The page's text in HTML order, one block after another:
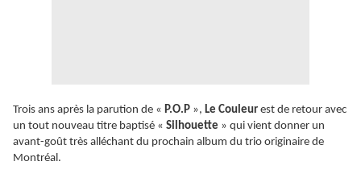
Trois ans après la parution de « P.O.P », Le Couleur est de retour avec
un tout nouveau titre baptisé « Silhouette » qui vient donner un
avant-goût très alléchant du prochain album du trio originaire de
Montréal.